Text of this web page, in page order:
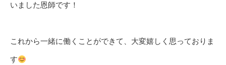
いました恩師です！
これから一緒に働くことができて、大変嬉しく思っておりま
す